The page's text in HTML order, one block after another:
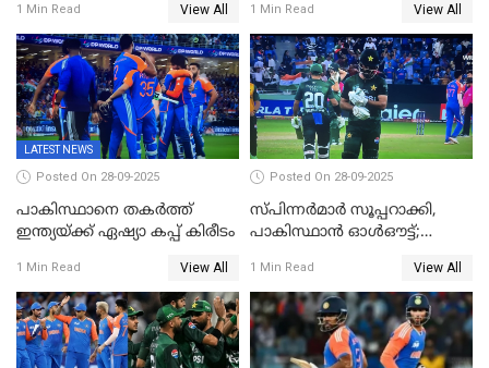
1 Min Read View All
കാത്തിരിക്കുന്നു; വരവ്
സ്ഥിരീകരിച്ച് മെസി
1 Min Read View All
LATEST NEWS
Posted On 28-09-2025
പാകിസ്ഥാനെ തകർത്ത്
ഇന്ത്യയ്ക്ക് ഏഷ്യാ കപ്പ് കിരീടം
1 Min Read View All
Posted On 28-09-2025
സ്പിന്നർമാർ സൂപ്പറാക്കി,
പാകിസ്ഥാൻ ഓൾഔട്ട്;
വിജയലക്ഷ്യം, കുൽദീപിന് 4
വിക്കറ്റ്
1 Min Read View All